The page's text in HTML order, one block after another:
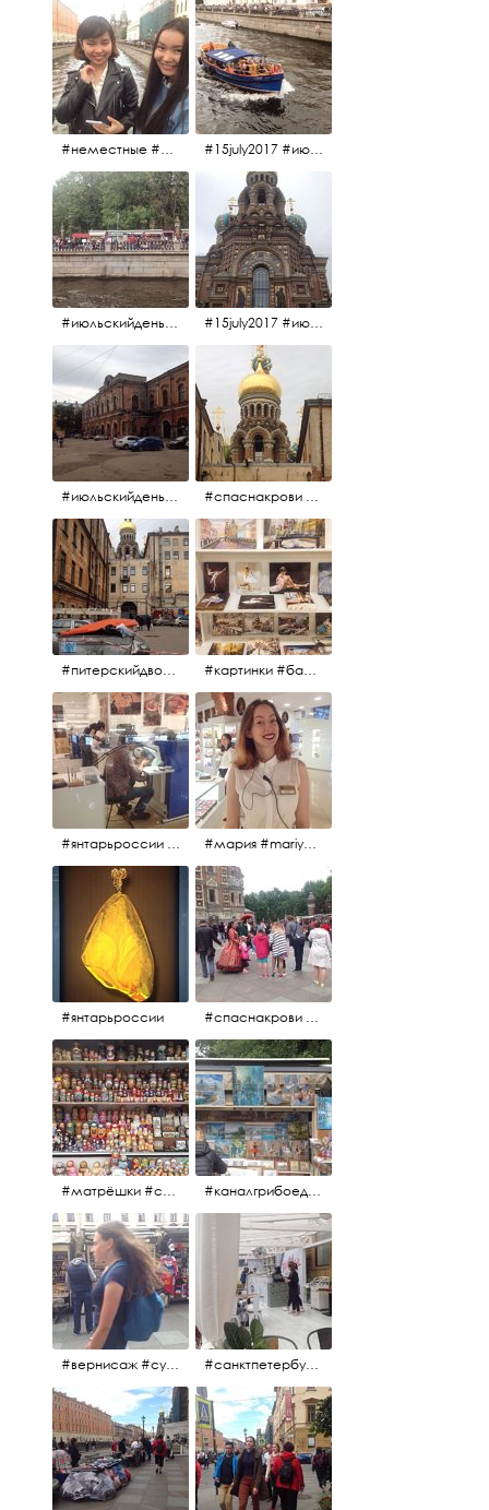
#неместные #июльскийдень2017 #15july2017 #июльскийдень2017 #катерок #bonfire
#июльскийдень2017 #15july2017 #15july2017 #июльскийдень2017 #спаснакрови
#июльскийдень2017 #15july2017 #спаснакрови #июльскийдень2017
#питерскийдвор #спаснакрови #июльскийдень2017 #картинки #балетпитера #янтарьроссиии
#янтарьроссии #янтарь #мария #mariya #янтарьроссии
#янтарьроссии #спаснакрови #михайловскийсад
#матрёшки #сувениры #вернисаж #каналгрибоедова #санктпетербург #вернисаж #
#вернисаж #сувениры #картины #санктпетербург #летнеекафе